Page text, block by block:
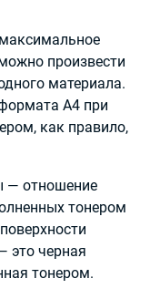
произвести
материала.
А4 при
как правило,
— отношение
тонером
это черная
тонером.